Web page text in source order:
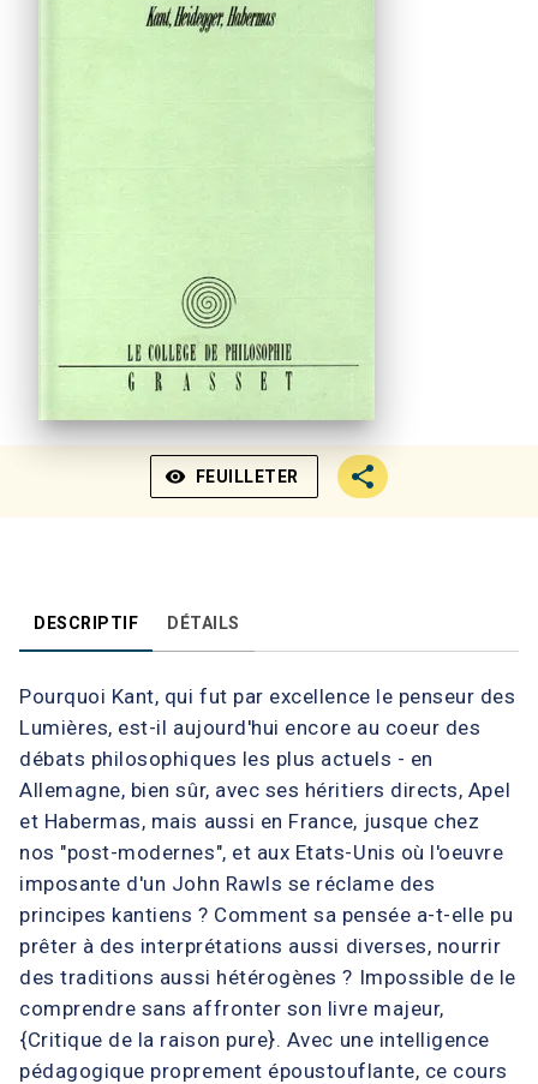
visibility FEUILLETER
DESCRIPTIF DÉTAILS
Pourquoi Kant, qui fut par excellence le penseur des
Lumières, est-il aujourd'hui encore au coeur des
débats philosophiques les plus actuels - en
Allemagne, bien sûr, avec ses héritiers directs, Apel
et Habermas, mais aussi en France, jusque chez
nos "post-modernes", et aux Etats-Unis où l'oeuvre
imposante d'un John Rawls se réclame des
principes kantiens ? Comment sa pensée a-t-elle pu
prêter à des interprétations aussi diverses, nourrir
des traditions aussi hétérogènes ? Impossible de le
comprendre sans affronter son livre majeur,
{Critique de la raison pure}. Avec une intelligence
pédagogique proprement époustouflante, ce cours